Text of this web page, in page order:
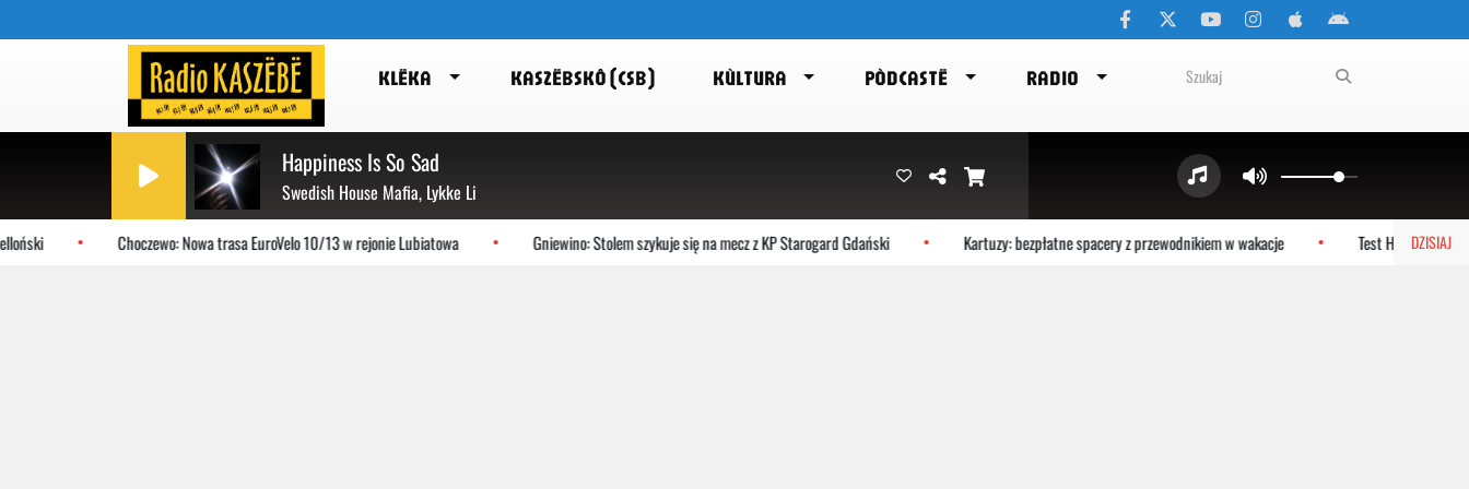
KLËKA KASZËBSKÔ (CSB) KÙLTURA PÒDCASTË RADIO
Happiness Is So Sad
Swedish House Mafia, Lykke Li
DZISIAJ
Choczewo: Nowa trasa EuroVelo 10/13 w rejonie Lubiatowa Gniewino: Stolem szykuje się na mecz z KP Starogard Gdański Kartuzy: bezpłatne spacery z przewodnikiem w wakacje Test HPV HR